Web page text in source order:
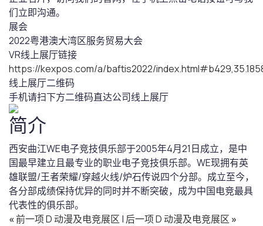
们立即沟通。
展会
2022粤港澳大湾区服务贸易大会
VR线上展厅链接
https://kexpos.com/a/baftis2022/
线上展厅二维码
手机请扫下方二维码直达公司线上展厅
简介
西安曲江WE电子竞技俱乐部于2005年4月21日成立，是中
国最早建立且最专业的职业电子竞技俱乐部。WE现拥有英
雄联盟/王者荣耀/穿越火线/炉石传说四个分部。成立至今，
各分部成绩保持优异的同时并不断突破，成为中国电竞最具
代表性的俱乐部。
«前一项 D 动漫及电竞展区 | 后一项 D 动漫及电竞展区 »